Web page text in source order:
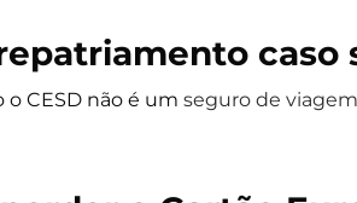
caso
o CESD não é um seguro de viagem